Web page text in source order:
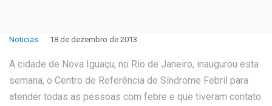
Noticias 18 de dezembro de 2013
A cidade de Nova Iguaçu, no Rio de Janeiro, inaugurou esta
semana, o Centro de Referência de Síndrome Febril para
atender todas as pessoas com febre e que tiveram contato